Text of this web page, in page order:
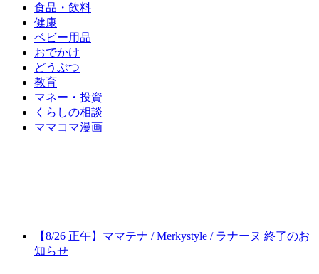
食品・飲料
健康
ベビー用品
おでかけ
どうぶつ
教育
マネー・投資
くらしの相談
ママコマ漫画
【8/26 正午】ママテナ / Merkystyle / ラナーヌ 終了のお
知らせ